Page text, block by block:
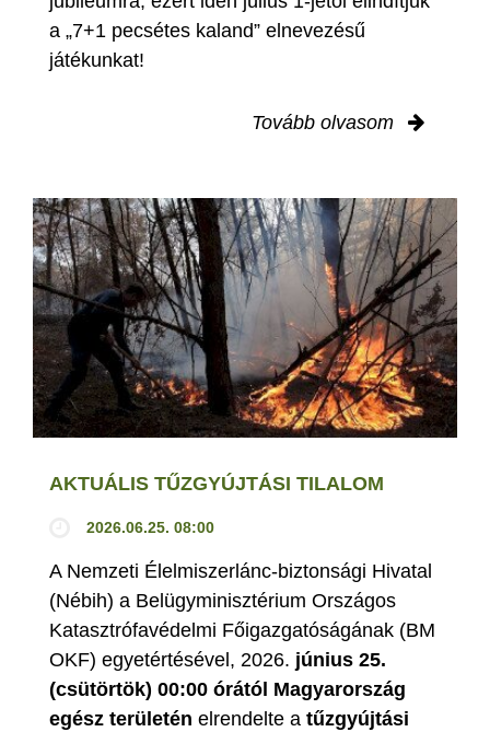
a „7+1 pecsétes kaland” elnevezésű
játékunkat!
Tovább olvasom
AKTUÁLIS TŰZGYÚJTÁSI TILALOM
2026.06.25. 08:00
A Nemzeti Élelmiszerlánc-biztonsági Hivatal
(Nébih) a Belügyminisztérium Országos
Katasztrófavédelmi Főigazgatóságának (BM
OKF) egyetértésével, 2026. június 25.
(csütörtök) 00:00 órától Magyarország
egész területén elrendelte a tűzgyújtási